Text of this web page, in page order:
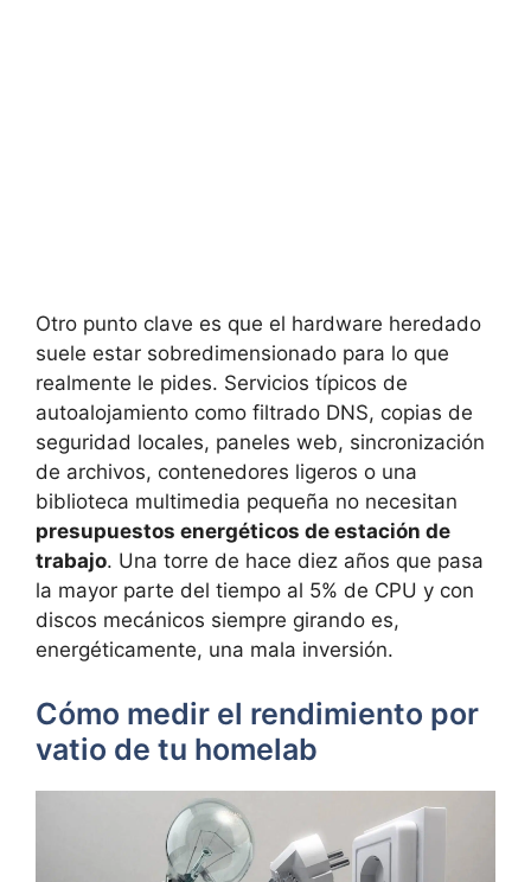
Otro punto clave es que el hardware heredado
suele estar sobredimensionado para lo que
realmente le pides. Servicios típicos de
autoalojamiento como filtrado DNS, copias de
seguridad locales, paneles web, sincronización
de archivos, contenedores ligeros o una
biblioteca multimedia pequeña no necesitan
presupuestos energéticos de estación de
trabajo. Una torre de hace diez años que pasa
la mayor parte del tiempo al 5% de CPU y con
discos mecánicos siempre girando es,
energéticamente, una mala inversión.
Cómo medir el rendimiento por
vatio de tu homelab